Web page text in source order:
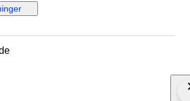
The outside canvas is clean and beautiful, in
some small rubbings. The cowhide leather
Date code: TR0133. Colour: Blue Interior